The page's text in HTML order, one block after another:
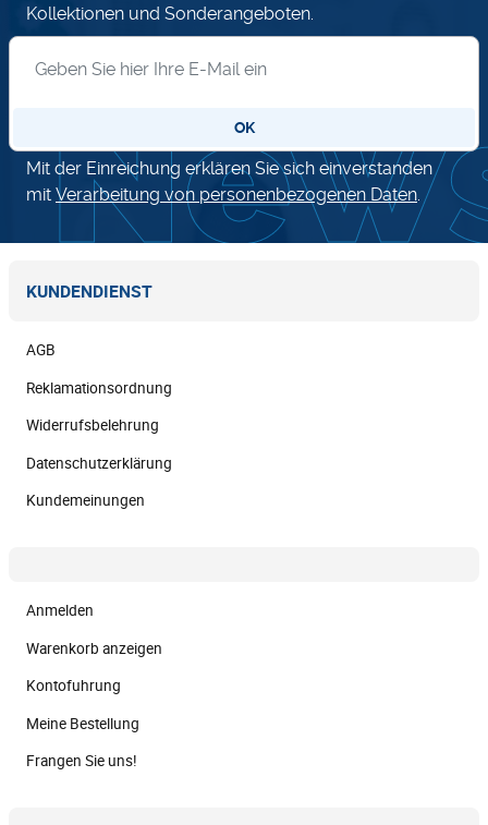
Kollektionen und Sonderangeboten.
OK
Mit der Einreichung erklären Sie sich einverstanden
mit Verarbeitung von personenbezogenen Daten.
KUNDENDIENST
AGB
Reklamationsordnung
Widerrufsbelehrung
Datenschutzerklärung
Kundemeinungen
Anmelden
Warenkorb anzeigen
Kontofuhrung
Meine Bestellung
Frangen Sie uns!